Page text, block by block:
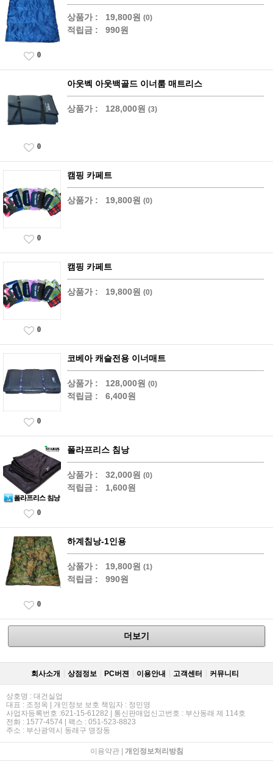
상품가 : 19,800원 (0)
적립금 : 990원
0
아웃벡 아웃백골드 이너룸 매트리스
상품가 : 128,000원 (3)
0
캠핑 카페트
상품가 : 19,800원 (0)
0
캠핑 카페트
상품가 : 19,800원 (0)
0
코베아 캐슬전용 이너매트
상품가 : 128,000원 (0)
적립금 : 6,400원
0
폴라프리스 침낭
상품가 : 32,000원 (0)
적립금 : 1,600원
0
하계침낭-1인용
상품가 : 19,800원 (1)
적립금 : 990원
0
더보기
회사소개 상점정보 PC버젼 이용안내 고객센터 커뮤니티
상호명 : 대건실업
대표 : 조정옥 | 개인정보 보호 책임자 : 정민영
사업자등록번호 :621-15-61282 | 통신판매업신고번호 : 부산동래 제 114호
전화 : 1577-4574 | 팩스 : 051-523-8823
주소 : 부산광역시 동래구 명장동
이용약관| 개인정보처리방침